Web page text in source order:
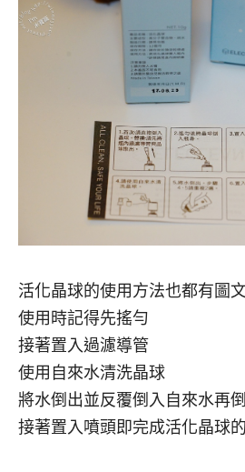
活化晶球的使用方法也都有圖
使用時記得先搖勻
接著置入過濾導管
使用自來水清洗晶球
將水倒出並反覆倒入自來水再
接著置入噴頭即完成活化晶球